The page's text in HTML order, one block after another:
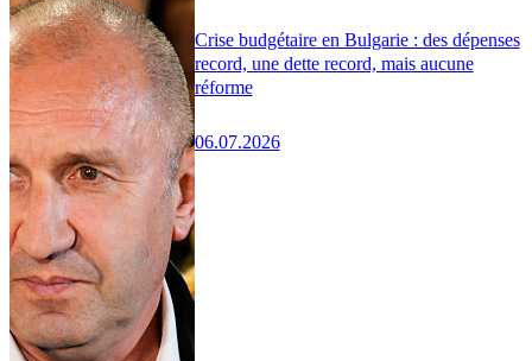
Crise budgétaire en Bulgarie : des dépenses
record, une dette record, mais aucune
réforme
06.07.2026